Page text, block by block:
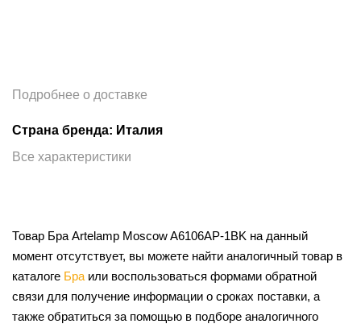
Подробнее о доставке
Страна бренда: Италия
Все характеристики
Товар Бра Artelamp Moscow A6106AP-1BK на данный
момент отсутствует, вы можете найти аналогичный товар в
каталоге Бра или воспользоваться формами обратной
связи для получение информации о сроках поставки, а
также обратиться за помощью в подборе аналогичного